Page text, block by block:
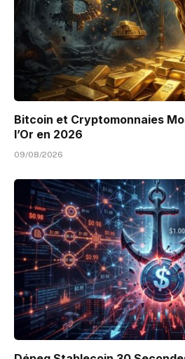
Bitcoin et Cryptomonnaies
l’Or en 2026
09/08/2026